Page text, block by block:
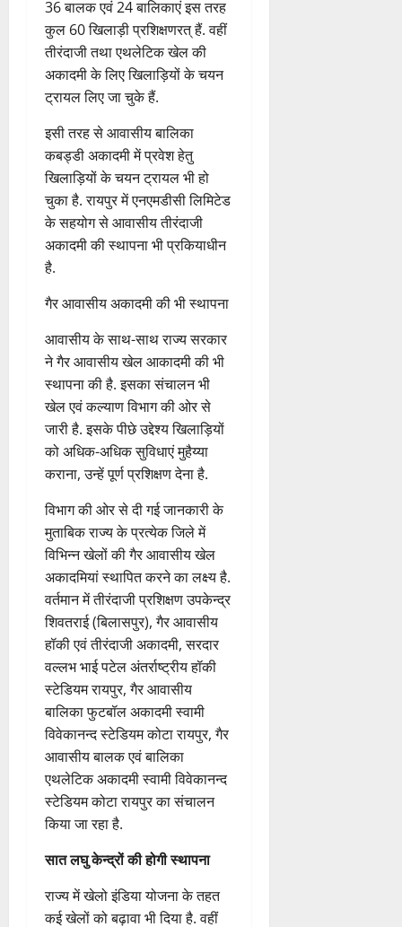
विभाग की ओर से दी गई जानकारी के
मुताबिक 1 जून 2022 से हॉकी की
आवासीय अकादमी संचालित है, जिसमें
36 बालक एवं 24 बालिकाएं इस तरह
कुल 60 खिलाड़ी प्रशिक्षणरत् हैं. वहीं
तीरंदाजी तथा एथलेटिक खेल की
अकादमी के लिए खिलाड़ियों के चयन
ट्रायल लिए जा चुके हैं.
इसी तरह से आवासीय बालिका
कबड्डी अकादमी में प्रवेश हेतु
खिलाड़ियों के चयन ट्रायल भी हो
चुका है. रायपुर में एनएमडीसी लिमिटेड
के सहयोग से आवासीय तीरंदाजी
है.
गैर आवासीय अकादमी की भी स्थापना
आवासीय के साथ-साथ राज्य सरकार
ने गैर आवासीय खेल आकादमी की भी
स्थापना की है. इसका संचालन भी
खेल एवं कल्याण विभाग की ओर से
जारी है. इसके पीछे उद्देश्य खिलाड़ियों
को अधिक-अधिक सुविधाएं मुहैय्या
कराना, उन्हें पूर्ण प्रशिक्षण देना है.
विभाग की ओर से दी गई जानकारी के
मुताबिक राज्य के प्रत्येक जिले में
विभिन्न खेलों की गैर आवासीय खेल
अकादमियां स्थापित करने का लक्ष्य है.
वर्तमान में तीरंदाजी प्रशिक्षण उपकेन्द्र
शिवतराई (बिलासपुर), गैर आवासीय
हॉकी एवं तीरंदाजी अकादमी, सरदार
वल्लभ भाई पटेल अंतर्राष्ट्रीय हॉकी
स्टेडियम रायपुर, गैर आवासीय
बालिका फुटबॉल अकादमी स्वामी
विवेकानन्द स्टेडियम कोटा रायपुर, गैर
आवासीय बालक एवं बालिका
एथलेटिक अकादमी स्वामी विवेकानन्द
किया जा रहा है.